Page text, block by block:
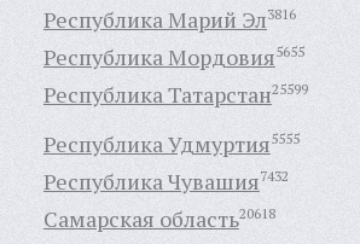
Республика Марий Эл3816
Республика Мордовия5655
Республика Татарстан25599
Республика Удмуртия5555
Республика Чувашия7432
Самарская область20618